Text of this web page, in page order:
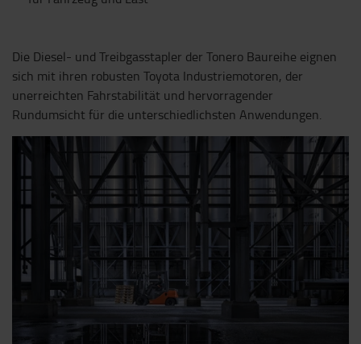
Die Diesel- und Treibgasstapler der Tonero Baureihe eignen
sich mit ihren robusten Toyota Industriemotoren, der
unerreichten Fahrstabilität und hervorragender
Rundumsicht für die unterschiedlichsten Anwendungen.